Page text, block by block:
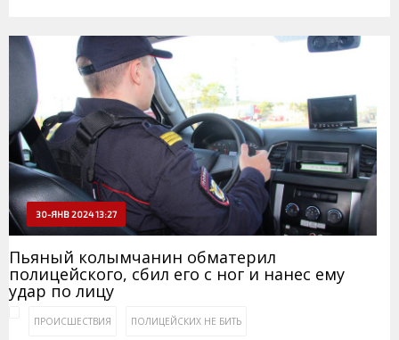
30-ЯНВ 2024 13:27
Пьяный колымчанин обматерил
полицейского, сбил его с ног и нанес ему
удар по лицу
ПРОИСШЕСТВИЯ ПОЛИЦЕЙСКИХ НЕ БИТЬ